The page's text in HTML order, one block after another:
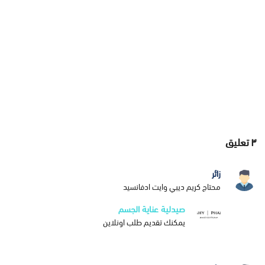
٣تعليق
زائر
محتاج كريم ديبي وايت ادفانسيد
صيدلية عناية الجسم
يمكنك تقديم طلب اونلاين